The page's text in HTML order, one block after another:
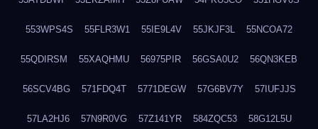
553WPS4S 55FLR3W1 55IE9L4V 55JKJF3L 55NCOA72
55QDIRSM 55XAQHMU 56975PIR 56GSA0U2 56QN3KEB
56SCV4BG 571FDQ4T 5771DEGW 57G6BV7Y 57IUFJJS
57LA2HJ6 57N9R0VG 57Z141YR 584ZQC53 58G12L5U